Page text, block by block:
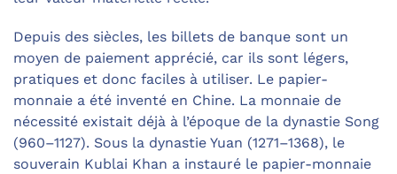
Depuis des siècles, les billets de banque sont un
moyen de paiement apprécié, car ils sont légers,
pratiques et donc faciles à utiliser. Le papier-
monnaie a été inventé en Chine. La monnaie de
nécessité existait déjà à l’époque de la dynastie Song
(960–1127). Sous la dynastie Yuan (1271–1368), le
souverain Kublai Khan a instauré le papier-monnaie